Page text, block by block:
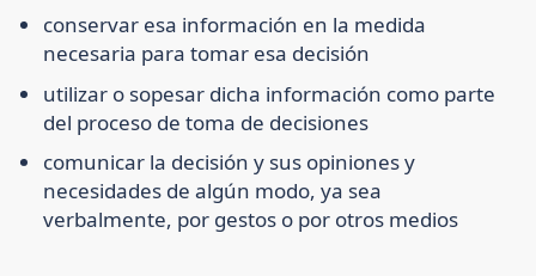
conservar esa información en la medida
necesaria para tomar esa decisión
utilizar o sopesar dicha información como parte
del proceso de toma de decisiones
comunicar la decisión y sus opiniones y
necesidades de algún modo, ya sea
verbalmente, por gestos o por otros medios